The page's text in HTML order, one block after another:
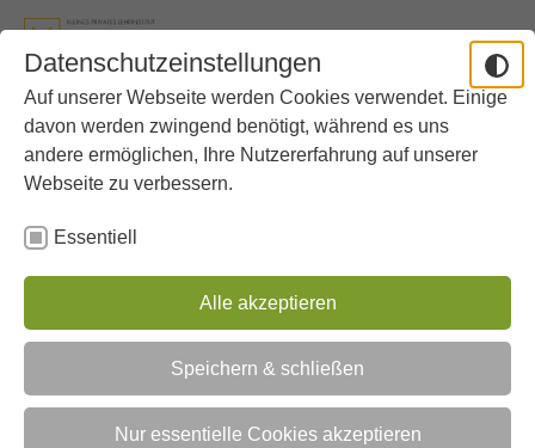
Datenschutzeinstellungen
Auf unserer Webseite werden Cookies verwendet. Einige
davon werden zwingend benötigt, während es uns
andere ermöglichen, Ihre Nutzererfahrung auf unserer
Webseite zu verbessern.
Essentiell
Alle akzeptieren
Speichern & schließen
Nur essentielle Cookies akzeptieren
You are here:
School About Our School SMV und Schülerzeitung
SMV und Schülerzeitung